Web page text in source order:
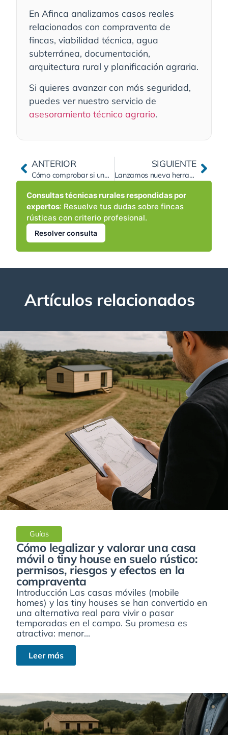
En Afinca analizamos casos reales
relacionados con compraventa de
fincas, viabilidad técnica, agua
subterránea, documentación,
arquitectura rural y planificación agraria.
Si quieres avanzar con más seguridad,
puedes ver nuestro servicio de
asesoramiento técnico agrario.
ANTERIOR
Cómo comprobar si una finca rústica tiene derecho de riego en una comunidad de regantes antes de comprar: padrón, dotación, deudas y turnos
SIGUIENTE
Lanzamos nueva herramienta para conocer el precio orientativo de una finca rústica
Consultas técnicas rurales respondidas por
expertos: Resuelve tus dudas sobre fincas
rústicas con criterio profesional.
Resolver consulta
Artículos relacionados
Guías
Cómo legalizar y valorar una casa
móvil o tiny house en suelo rústico:
permisos, riesgos y efectos en la
compraventa
Introducción Las casas móviles (mobile
homes) y las tiny houses se han convertido en
una alternativa real para vivir o pasar
temporadas en el campo. Su promesa es
atractiva: menor...
Leer más